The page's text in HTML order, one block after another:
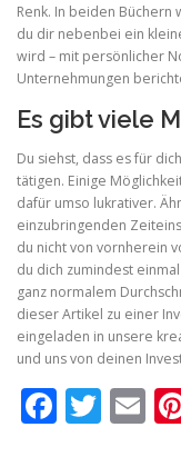
Renk. In beiden
du dir nebenbei ein
wird – mit persönlicher
Unternehmungen
Es gibt viele
Du siehst, dass es für
tätigen. Einige
dafür umso lukrativer.
einzubringenden
du nicht von vornherein
du dich zumindest
ganz normalem
dieser Artikel zu einer
eingeladen in unsere
und uns von deinen